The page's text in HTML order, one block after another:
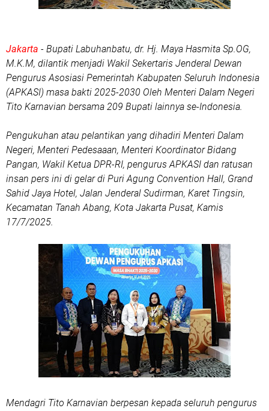
Jakarta - Bupati Labuhanbatu, dr. Hj. Maya Hasmita Sp.OG,
M.K.M, dilantik menjadi Wakil Sekertaris Jenderal Dewan
Pengurus Asosiasi Pemerintah Kabupaten Seluruh Indonesia
(APKASI) masa bakti 2025-2030 Oleh Menteri Dalam Negeri
Tito Karnavian bersama 209 Bupati lainnya se-Indonesia.
Pengukuhan atau pelantikan yang dihadiri Menteri Dalam
Negeri, Menteri Pedesaaan, Menteri Koordinator Bidang
Pangan, Wakil Ketua DPR-RI, pengurus APKASI dan ratusan
insan pers ini di gelar di Puri Agung Convention Hall, Grand
Sahid Jaya Hotel, Jalan Jenderal Sudirman, Karet Tingsin,
Kecamatan Tanah Abang, Kota Jakarta Pusat, Kamis
17/7/2025.
Mendagri Tito Karnavian berpesan kepada seluruh pengurus